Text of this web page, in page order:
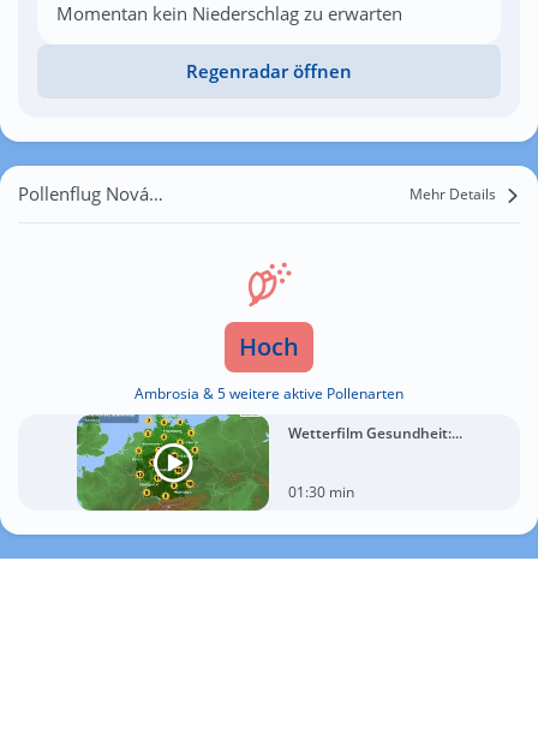
Momentan kein Niederschlag zu erwarten
Regenradar öffnen
Pollenflug Nová Ves Mehr Details
Hoch
Ambrosia & 5 weitere aktive Pollenarten
Wetterfilm Gesundheit:...
01:30 min